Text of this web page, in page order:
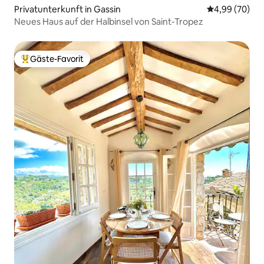
Privatunterkunft in Gassin
4,99 (70)
Neues Haus auf der Halbinsel von Saint-Tropez
Beliebter Gäste-Favorit.
Gäste-Favorit